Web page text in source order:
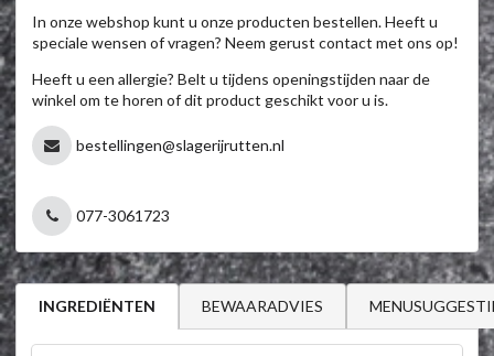
In onze webshop kunt u onze producten bestellen. Heeft u
speciale wensen of vragen? Neem gerust contact met ons op!
Heeft u een allergie? Belt u tijdens openingstijden naar de
winkel om te horen of dit product geschikt voor u is.
bestellingen@slagerijrutten.nl
077-3061723
INGREDIËNTEN BEWAARADVIES